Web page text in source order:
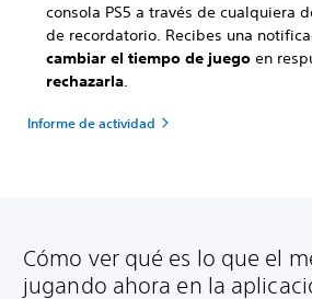
consola PS5 a través de cualquiera
de recordatorio. Recibes una
cambiar el tiempo de juego en
rechazarla.
Informe de actividad
Cómo ver qué es lo que el
jugando ahora en la